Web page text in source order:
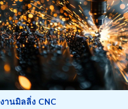
งานมิลลิ่ง CNC